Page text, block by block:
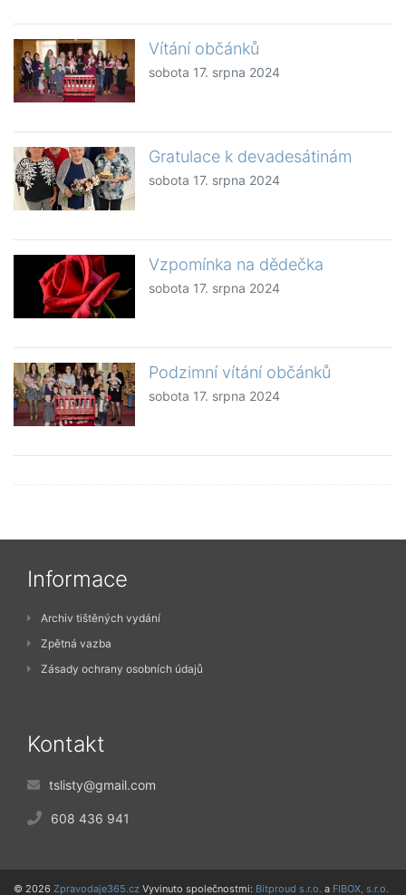
Vítání občánků
sobota 17. srpna 2024
Gratulace k devadesátinám
sobota 17. srpna 2024
Vzpomínka na dědečka
sobota 17. srpna 2024
Podzimní vítání občánků
sobota 17. srpna 2024
Informace
Archiv tištěných vydání
Zpětná vazba
Zásady ochrany osobních údajů
Kontakt
tslisty@gmail.com
608 436 941
© 2026 Zpravodaje365.cz Vyvinuto společnostmi: Bitproud s.r.o. a FIBOX, s.r.o.